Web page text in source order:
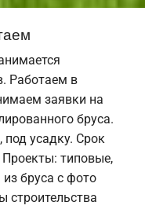
Работаем в
заявки на
бруса.
под усадку. Срок
Проекты: типовые,
бруса с фото
строительства